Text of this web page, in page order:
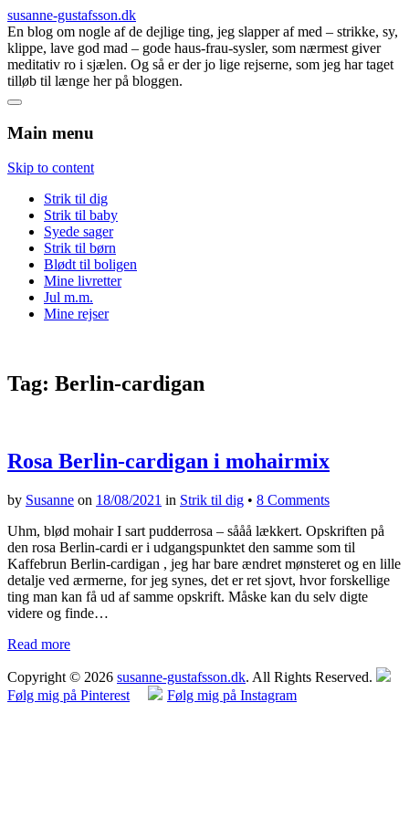
susanne-gustafsson.dk
En blog om nogle af de dejlige ting, jeg slapper af med – strikke, sy,
klippe, lave god mad – gode haus-frau-sysler, som nærmest giver
meditativ ro i sjælen. Og så er der jo lige rejserne, som jeg har taget
tilløb til længe her på bloggen.
Main menu
Skip to content
Strik til dig
Strik til baby
Syede sager
Strik til børn
Blødt til boligen
Mine livretter
Jul m.m.
Mine rejser
Tag: Berlin-cardigan
Rosa Berlin-cardigan i mohairmix
by Susanne on 18/08/2021 in Strik til dig • 8 Comments
Uhm, blød mohair I sart pudderrosa – sååå lækkert. Opskriften på
den rosa Berlin-cardi er i udgangspunktet den samme som til
Kaffebrun Berlin-cardigan , jeg har bare ændret mønsteret og en lille
detalje ved ærmerne, for jeg synes, det er ret sjovt, hvor forskellige
ting man kan få ud af samme opskrift. Måske kan du selv digte
videre og finde…
Read more
Copyright © 2026 susanne-gustafsson.dk. All Rights Reserved.
Følg mig på Pinterest
Følg mig på Instagram